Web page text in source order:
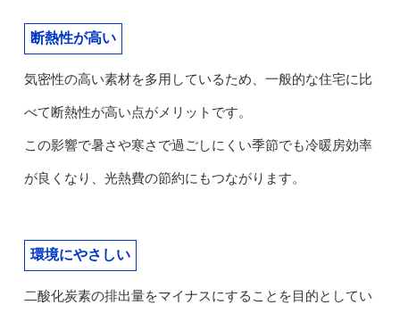
断熱性が高い
気密性の高い素材を多用しているため、一般的な住宅に比
べて断熱性が高い点がメリットです。
この影響で暑さや寒さで過ごしにくい季節でも冷暖房効率
が良くなり、光熱費の節約にもつながります。
環境にやさしい
二酸化炭素の排出量をマイナスにすることを目的としてい